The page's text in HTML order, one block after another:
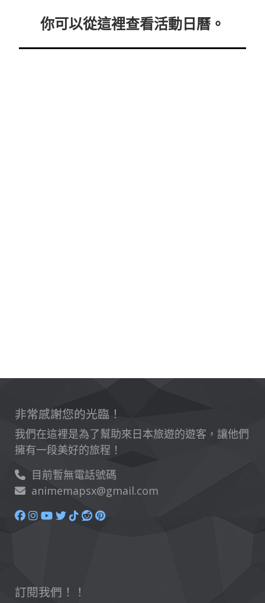
你可以從這裡查看活動日曆。
非常感謝您的光臨！
我們在這裡是為了幫助來日本旅遊的遊客，讓他們
擁有一段美好的旅程！
目前暫無電話號碼
animemapsx@gmail.com
訂閱我們！！